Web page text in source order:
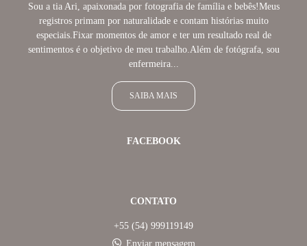
Sou a tia Ari, apaixonada por fotografia de família e bebês!Meus
registros primam por naturalidade e contam histórias muito
especiais.Fixar momentos de amor e ter um resultado real de
sentimentos é o objetivo de meu trabalho.Além de fotógrafa, sou
enfermeira...
SAIBA MAIS
FACEBOOK
CONTATO
+55 (54) 999119149
Enviar mensagem